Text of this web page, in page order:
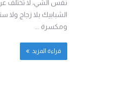
نفس الشي، لا تختلف
الشبابيك بلا زجاج ولا
ومكسرة ...
قراءة المزيد